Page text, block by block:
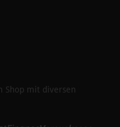
Shop mit diversen